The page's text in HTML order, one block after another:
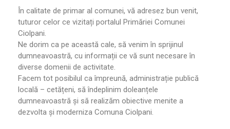
În calitate de primar al comunei, vă adresez bun venit,
tuturor celor ce vizitați portalul Primăriei Comunei
Ciolpani.
Ne dorim ca pe această cale, să venim în sprijinul
dumneavoastră, cu informații ce vă sunt necesare în
diverse domenii de activitate.
Facem tot posibilul ca împreună, administrație publică
locală – cetățeni, să îndeplinim doleanțele
dumneavoastră și să realizăm obiective menite a
dezvolta și moderniza Comuna Ciolpani.